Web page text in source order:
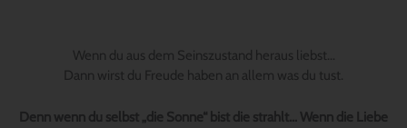
Wenn du aus dem Seinszustand heraus liebst…
Dann wirst du Freude haben an allem was du tust.
Denn wenn du selbst „die Sonne“ bist die strahlt… Wenn die Liebe